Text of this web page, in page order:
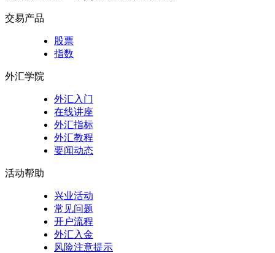
交易产品
股票
指数
外汇学院
外汇入门
在线讲座
外汇指标
外汇教程
要闻动态
活动帮助
兴业活动
常见问题
开户流程
外汇入金
风险注意提示